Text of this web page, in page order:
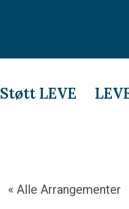
Støtt LEVE
« Alle Arrangementer